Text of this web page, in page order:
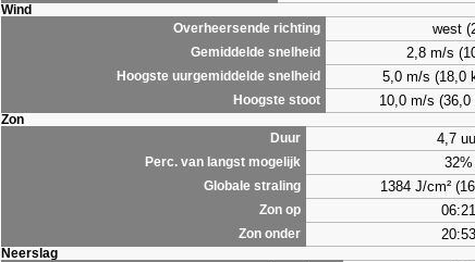
Wind
Overheersende richting
west
Gemiddelde snelheid 2,8 m/s
Hoogste uurgemiddelde snelheid 5,0 m/s (18,0
Hoogste stoot 10,0 m/s (36,0
Zon
Duur
4,7
Perc. van langst mogelijk 32%
Globale straling 1384 J/cm²
Zon op 06:21
Zon onder 20:53
Neerslag